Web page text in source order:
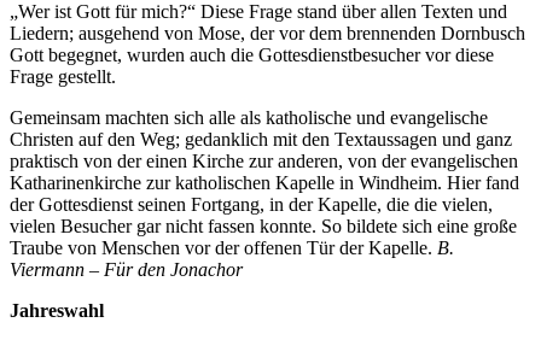
„Wer ist Gott für mich?“ Diese Frage stand über allen Texten und
Liedern; ausgehend von Mose, der vor dem brennenden Dornbusch
Gott begegnet, wurden auch die Gottesdienstbesucher vor diese
Frage gestellt.
Gemeinsam machten sich alle als katholische und evangelische
Christen auf den Weg; gedanklich mit den Textaussagen und ganz
praktisch von der einen Kirche zur anderen, von der evangelischen
Katharinenkirche zur katholischen Kapelle in Windheim. Hier fand
der Gottesdienst seinen Fortgang, in der Kapelle, die die vielen,
vielen Besucher gar nicht fassen konnte. So bildete sich eine große
Traube von Menschen vor der offenen Tür der Kapelle. B.
Viermann – Für den Jonachor
Jahreswahl